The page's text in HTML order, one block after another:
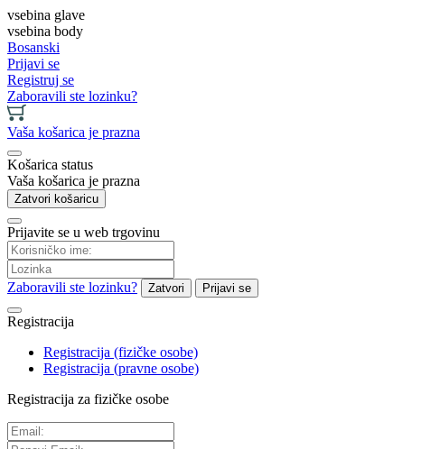
vsebina glave
vsebina body
Bosanski
Prijavi se
Registruj se
Zaboravili ste lozinku?
Vaša košarica je prazna
Košarica status
Vaša košarica je prazna
Zatvori košaricu
Prijavite se u web trgovinu
Zaboravili ste lozinku? Zatvori Prijavi se
Registracija
Registracija (fizičke osobe)
Registracija (pravne osobe)
Registracija za fizičke osobe